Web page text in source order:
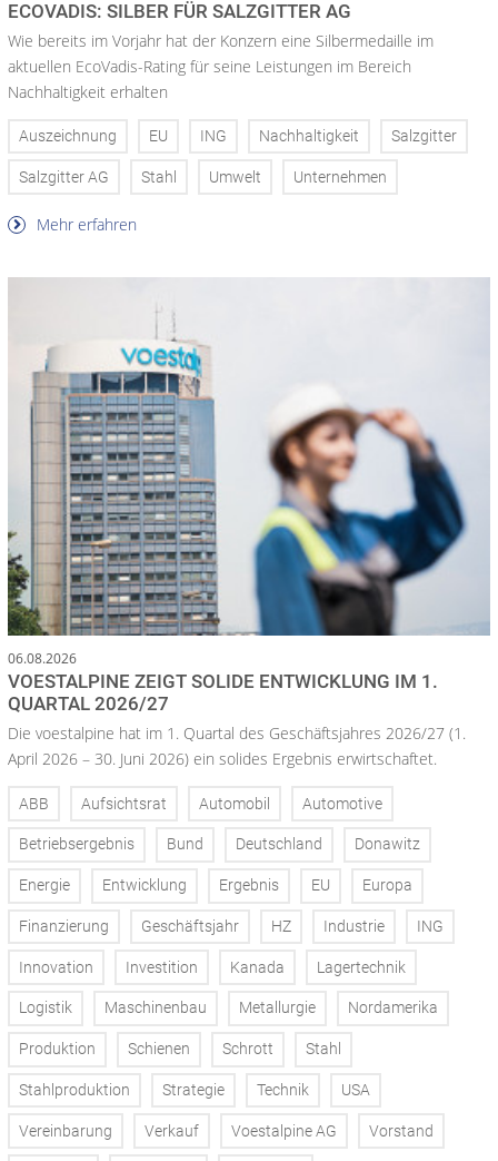
ECOVADIS: SILBER FÜR SALZGITTER AG
Wie bereits im Vorjahr hat der Konzern eine Silbermedaille im
aktuellen EcoVadis-Rating für seine Leistungen im Bereich
Nachhaltigkeit erhalten
Auszeichnung EU ING Nachhaltigkeit Salzgitter
Salzgitter AG Stahl Umwelt Unternehmen
Mehr erfahren
06.08.2026
VOESTALPINE ZEIGT SOLIDE ENTWICKLUNG IM 1.
QUARTAL 2026/27
Die voestalpine hat im 1. Quartal des Geschäftsjahres 2026/27 (1.
April 2026 – 30. Juni 2026) ein solides Ergebnis erwirtschaftet.
ABB Aufsichtsrat Automobil Automotive
Betriebsergebnis Bund Deutschland Donawitz
Energie Entwicklung Ergebnis EU Europa
Finanzierung Geschäftsjahr HZ Industrie ING
Innovation Investition Kanada Lagertechnik
Logistik Maschinenbau Metallurgie Nordamerika
Produktion Schienen Schrott Stahl
Stahlproduktion Strategie Technik USA
Vereinbarung Verkauf Voestalpine AG Vorstand